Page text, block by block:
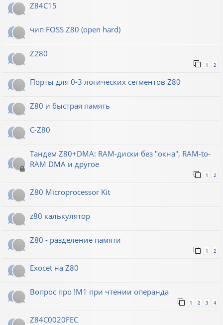
Z84C15
чип FOSS Z80 (open hard)
Z280
1 2
Порты для 0-3 логических сегментов Z80
Z80 и быстрая память
C-Z80
Тандем Z80+DMA: RAM-диски без "окна", RAM-to-
RAM DMA и другое
1 2
Z80 Microprocessor Kit
z80 калькулятор
Z80 - разделение памяти
1 2
Exocet на Z80
Вопрос про !M1 при чтении операнда
1 2 3 4
Z84C0020FEC